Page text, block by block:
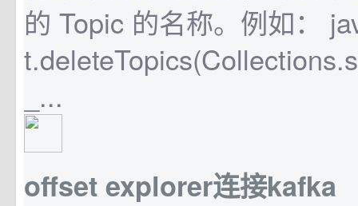
的 Topic 的名称。例如：
_...
offset explorer连接kafka